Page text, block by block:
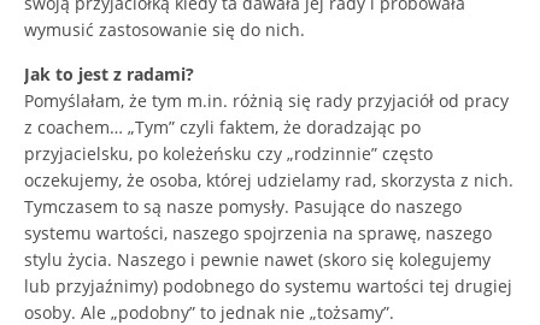
wymusić zastosowanie się do nich.
Jak to jest z radami?
Pomyślałam, że tym m.in. różnią się rady przyjaciół od pracy
z coachem… „Tym” czyli faktem, że doradzając po
przyjacielsku, po koleżeńsku czy „rodzinnie” często
oczekujemy, że osoba, której udzielamy rad, skorzysta z nich.
Tymczasem to są nasze pomysły. Pasujące do naszego
systemu wartości, naszego spojrzenia na sprawę, naszego
stylu życia. Naszego i pewnie nawet (skoro się kolegujemy
lub przyjaźnimy) podobnego do systemu wartości tej drugiej
osoby. Ale „podobny” to jednak nie „tożsamy”.